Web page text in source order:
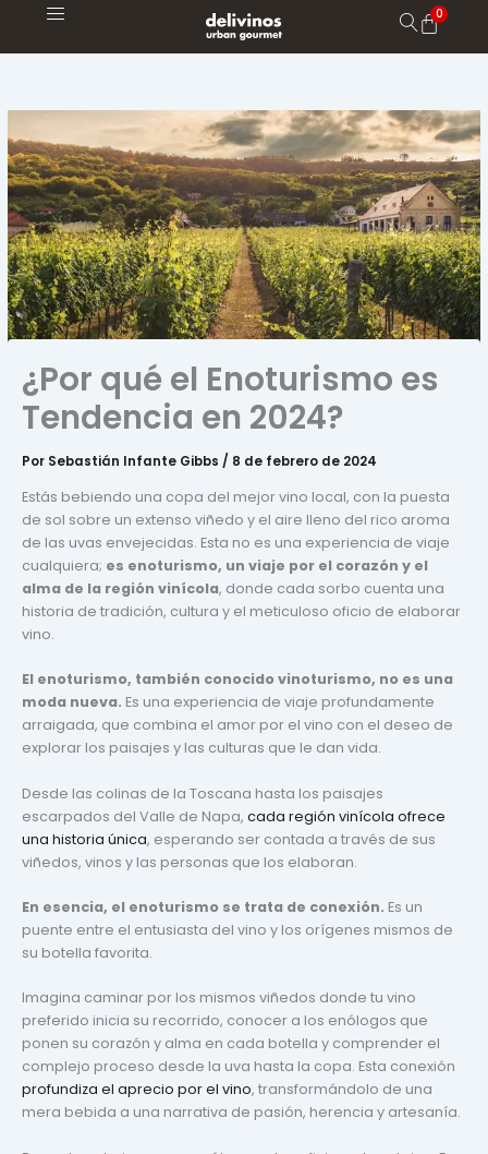
contenido
¿Por qué el Enoturismo es
Tendencia en 2024?
Por Sebastián Infante Gibbs / 8 de febrero de 2024
Estás bebiendo una copa del mejor vino local, con la puesta
de sol sobre un extenso viñedo y el aire lleno del rico aroma
de las uvas envejecidas. Esta no es una experiencia de viaje
cualquiera; es enoturismo, un viaje por el corazón y el
alma de la región vinícola, donde cada sorbo cuenta una
historia de tradición, cultura y el meticuloso oficio de elaborar
vino.
El enoturismo, también conocido vinoturismo, no es una
moda nueva. Es una experiencia de viaje profundamente
arraigada, que combina el amor por el vino con el deseo de
explorar los paisajes y las culturas que le dan vida.
Desde las colinas de la Toscana hasta los paisajes
escarpados del Valle de Napa, cada región vinícola ofrece
una historia única, esperando ser contada a través de sus
viñedos, vinos y las personas que los elaboran.
En esencia, el enoturismo se trata de conexión. Es un
puente entre el entusiasta del vino y los orígenes mismos de
su botella favorita.
Imagina caminar por los mismos viñedos donde tu vino
preferido inicia su recorrido, conocer a los enólogos que
ponen su corazón y alma en cada botella y comprender el
complejo proceso desde la uva hasta la copa. Esta conexión
profundiza el aprecio por el vino, transformándolo de una
mera bebida a una narrativa de pasión, herencia y artesanía.